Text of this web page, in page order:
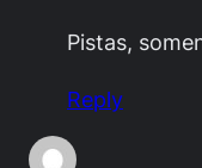
Pistas,
Reply